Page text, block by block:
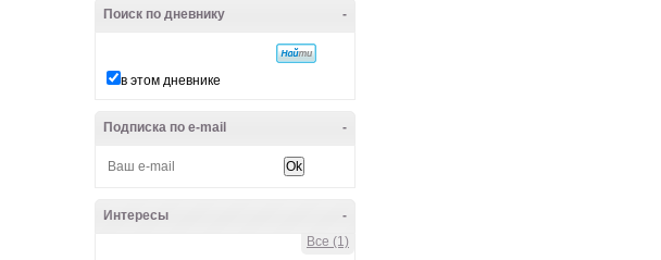
-
Поиск по дневнику
в этом дневнике
-
Подписка по e-mail
-
Интересы
Все (1)